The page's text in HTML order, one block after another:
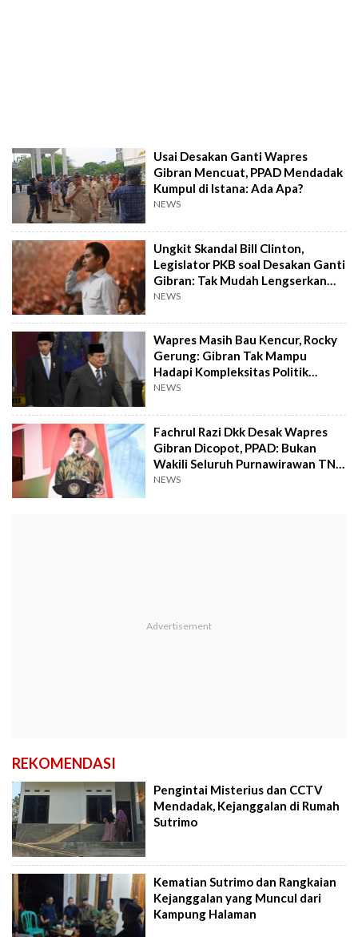
Usai Desakan Ganti Wapres
Gibran Mencuat, PPAD Mendadak
Kumpul di Istana: Ada Apa?
NEWS
Ungkit Skandal Bill Clinton,
Legislator PKB soal Desakan Ganti
Gibran: Tak Mudah Lengserkan
Wapres
NEWS
Wapres Masih Bau Kencur, Rocky
Gerung: Gibran Tak Mampu
Hadapi Kompleksitas Politik
Global
NEWS
Fachrul Razi Dkk Desak Wapres
Gibran Dicopot, PPAD: Bukan
Wakili Seluruh Purnawirawan TNI
AD!
NEWS
REKOMENDASI
Pengintai Misterius dan CCTV
Mendadak, Kejanggalan di Rumah
Sutrimo
Kematian Sutrimo dan Rangkaian
Kejanggalan yang Muncul dari
Kampung Halaman